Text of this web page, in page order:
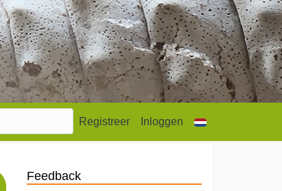
Registreer Inloggen
Feedback